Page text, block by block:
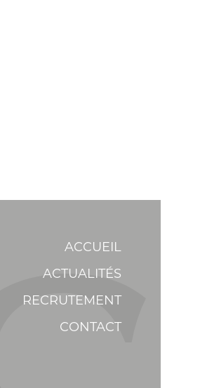
ACCUEIL
ACTUALITÉS
RECRUTEMENT
CONTACT